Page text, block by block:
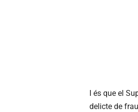
I és que el
delicte de